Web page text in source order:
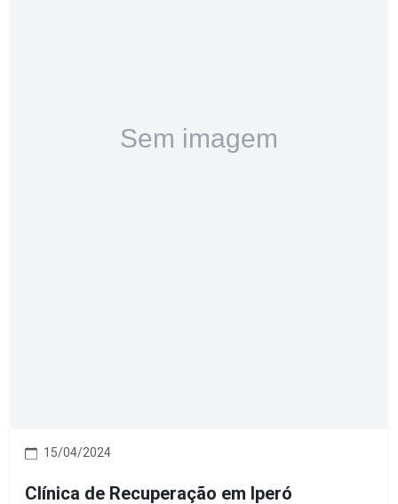
15/04/2024
Clínica de Recuperação em Iperó